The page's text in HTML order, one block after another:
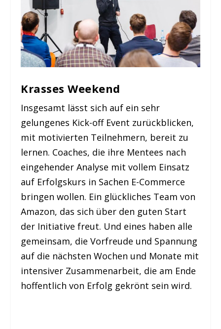
Krasses Weekend
Insgesamt lässt sich auf ein sehr
gelungenes Kick-off Event zurückblicken,
mit motivierten Teilnehmern, bereit zu
lernen. Coaches, die ihre Mentees nach
eingehender Analyse mit vollem Einsatz
auf Erfolgskurs in Sachen E-Commerce
bringen wollen. Ein glückliches Team von
Amazon, das sich über den guten Start
der Initiative freut. Und eines haben alle
gemeinsam, die Vorfreude und Spannung
auf die nächsten Wochen und Monate mit
intensiver Zusammenarbeit, die am Ende
hoffentlich von Erfolg gekrönt sein wird.